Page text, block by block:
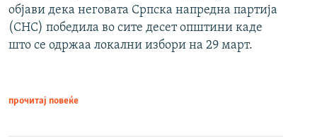
објави дека неговата Српска напредна партија
(СНС) победила во сите десет општини каде
што се одржаа локални избори на 29 март.
прочитај повеќе